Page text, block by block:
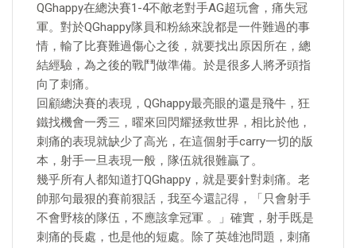
QGhappy在總決賽1-4不敵老對手AG超玩會，痛失冠
軍。對於QGhappy隊員和粉絲來說都是一件難過的事
情，輸了比賽難過傷心之後，就要找出原因所在，總
結經驗，為之後的戰鬥做準備。於是很多人將矛頭指
向了刺痛。
回顧總決賽的表現，QGhappy最亮眼的還是飛牛，狂
鐵找機會一秀三，曜來回閃耀拯救世界，相比於他，
刺痛的表現就缺少了高光，在這個射手carry一切的版
本，射手一旦表現一般，隊伍就很難贏了。
幾乎所有人都知道打QGhappy，就是要針對刺痛。老
帥那句最狠的賽前狠話，我至今還記得，「只會射手
不會野核的隊伍，不應該拿冠軍 。」確實，射手既是
刺痛的長處，也是他的短處。除了英雄池問題，刺痛